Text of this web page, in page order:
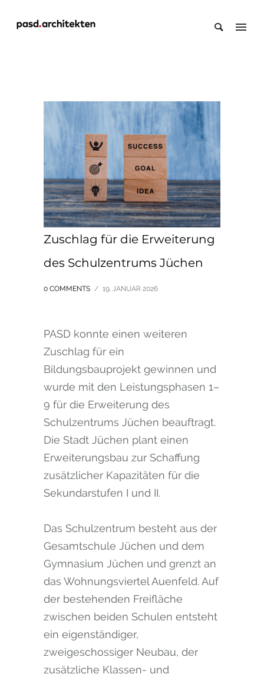
Zuschlag für die Erweiterung
des Schulzentrums Jüchen
0 COMMENTS / 19. JANUAR 2026
PASD konnte einen weiteren
Zuschlag für ein
Bildungsbauprojekt gewinnen und
wurde mit den Leistungsphasen 1–
9 für die Erweiterung des
Schulzentrums Jüchen beauftragt.
Die Stadt Jüchen plant einen
Erweiterungsbau zur Schaffung
zusätzlicher Kapazitäten für die
Sekundarstufen I und II.
Das Schulzentrum besteht aus der
Gesamtschule Jüchen und dem
Gymnasium Jüchen und grenzt an
das Wohnungsviertel Auenfeld. Auf
der bestehenden Freifläche
zwischen beiden Schulen entsteht
ein eigenständiger,
zweigeschossiger Neubau, der
zusätzliche Klassen- und